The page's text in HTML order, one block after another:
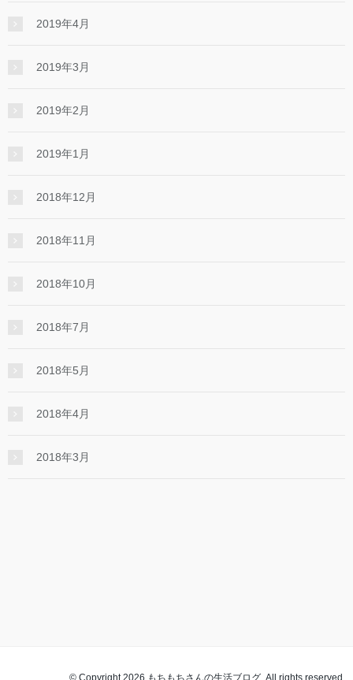
2019年4月
2019年3月
2019年2月
2019年1月
2018年12月
2018年11月
2018年10月
2018年7月
2018年5月
2018年4月
2018年3月